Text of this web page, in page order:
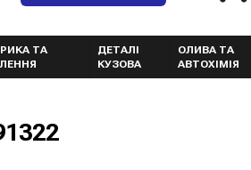
ТА
ДЕТАЛІ
КУЗОВА
ОЛИВА ТА
АВТОХІМІЯ